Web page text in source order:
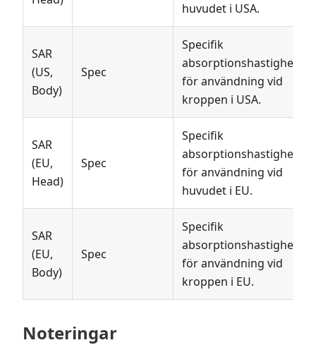
huvudet i USA.
SAR
(US,
Body)
Spec
Specifik
absorptionshastighet
för användning vid
kroppen i USA.
SAR
(EU,
Head)
Spec
Specifik
absorptionshastighet
för användning vid
huvudet i EU.
SAR
(EU,
Body)
Spec
Specifik
absorptionshastighet
för användning vid
kroppen i EU.
Noteringar